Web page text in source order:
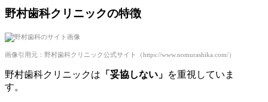
野村歯科クリニックの特徴
画像引用元：野村歯科クリニック公式サイト（https://www.nomurashika.com/）
野村歯科クリニックは 「妥協しない」 を重視していま
す。